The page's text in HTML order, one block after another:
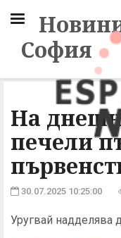
София
На
печели
30.07.2025 10:25:00
Уругвай надделява